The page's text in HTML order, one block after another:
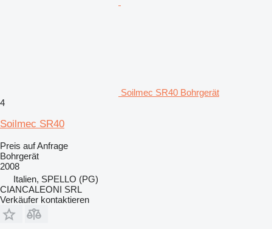
Soilmec SR40 Bohrgerät
4
Soilmec SR40
Preis auf Anfrage
Bohrgerät
2008
Italien, SPELLO (PG)
CIANCALEONI SRL
Verkäufer kontaktieren